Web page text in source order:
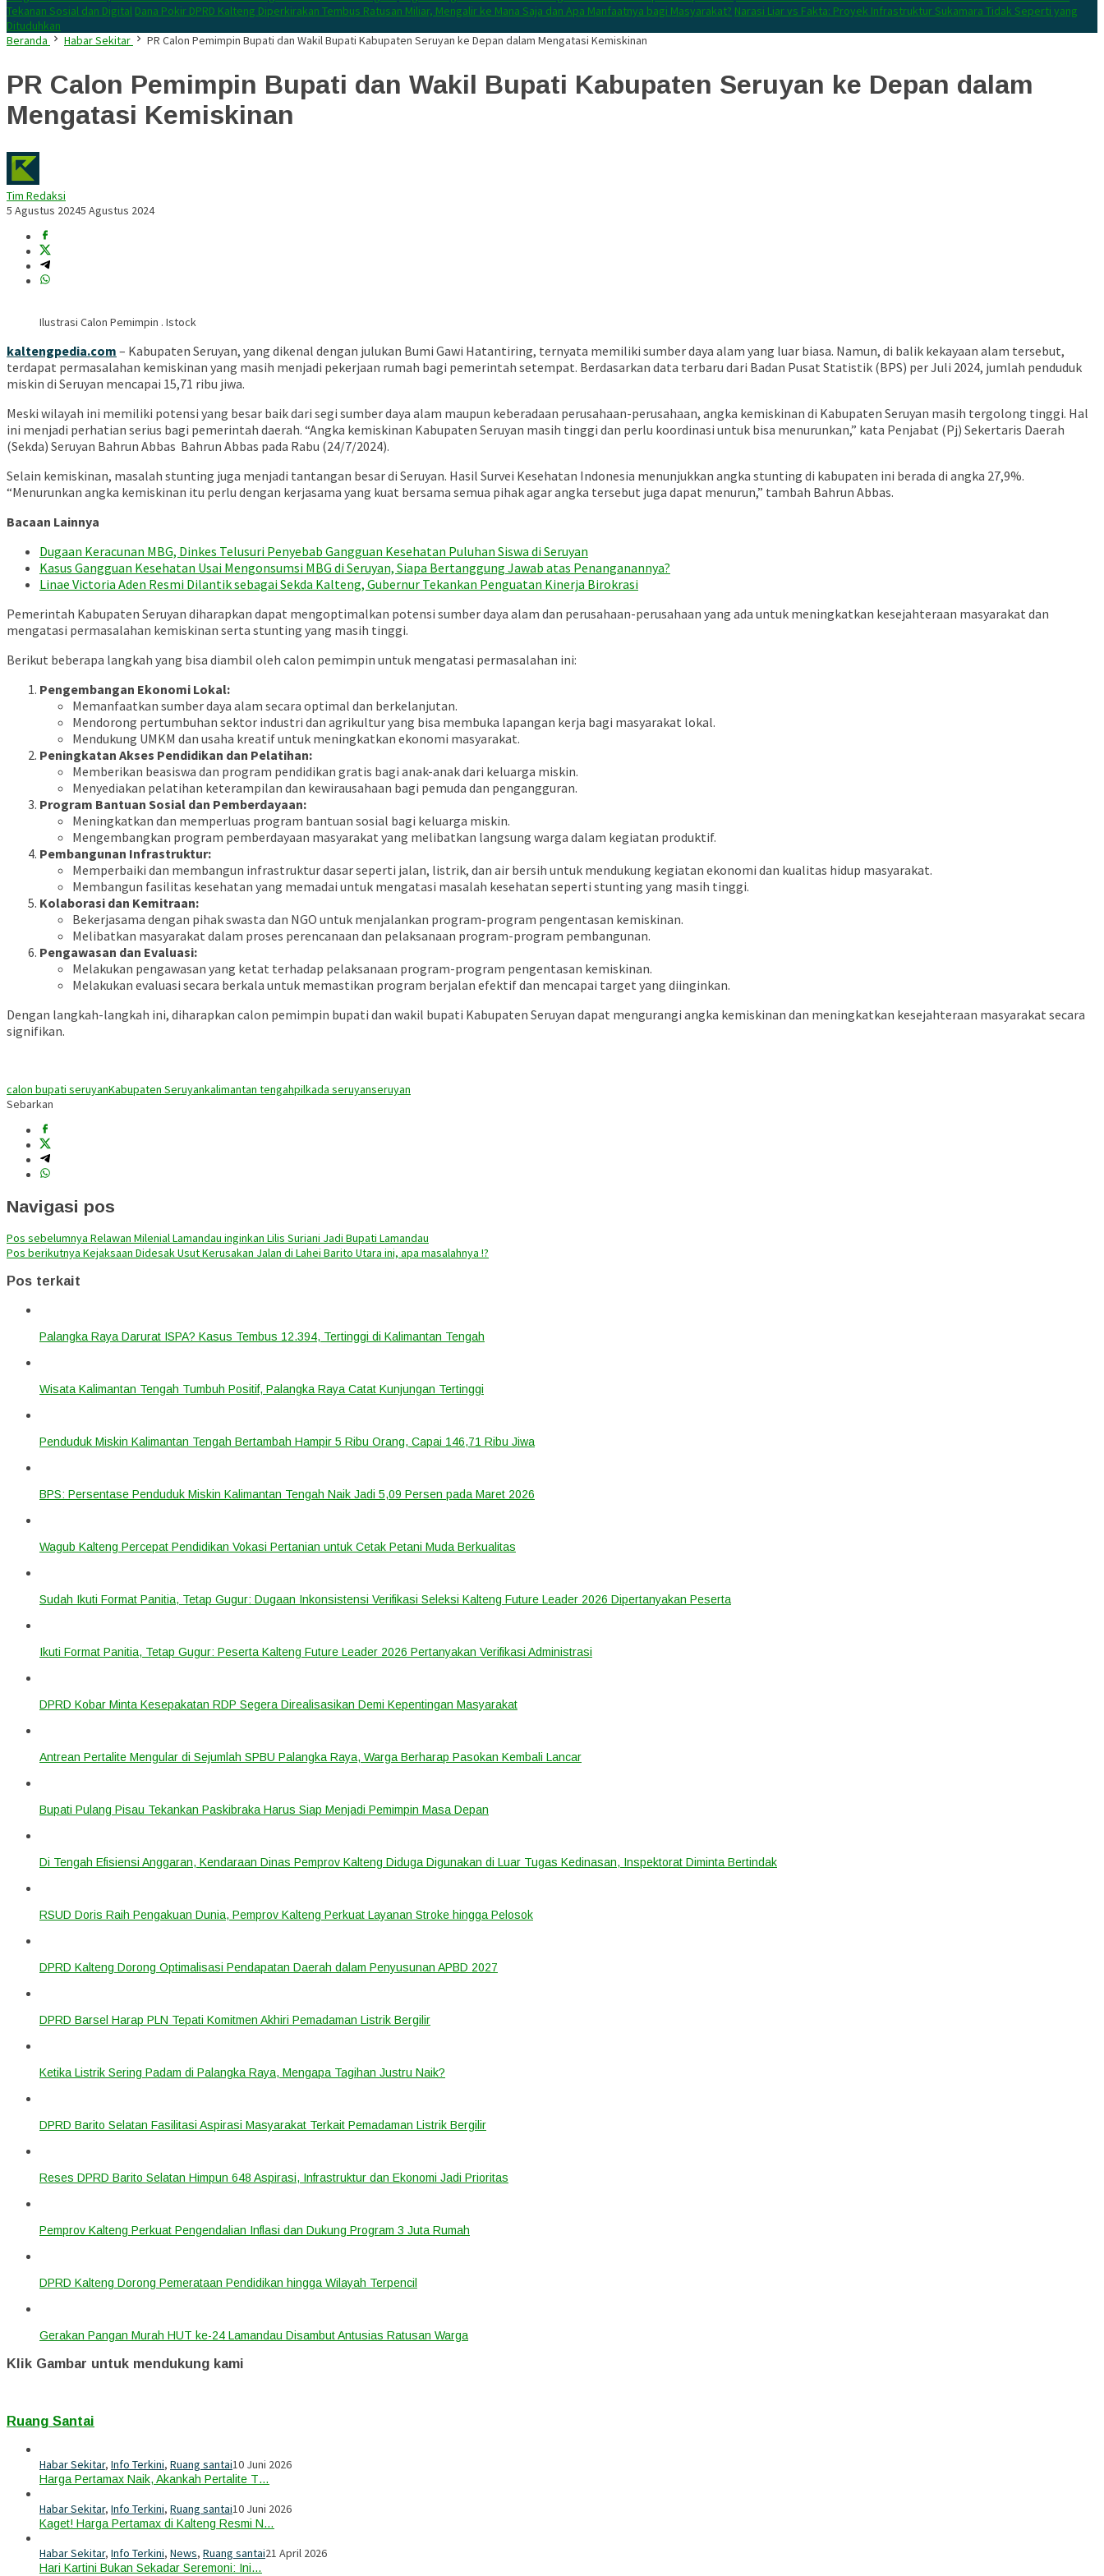
Tekanan Sosial dan Digital Dana Pokir DPRD Kalteng Diperkirakan Tembus Ratusan Miliar, Mengalir ke Mana Saja dan Apa Manfaatnya bagi Masyarakat? Narasi Liar vs Fakta: Proyek Infrastruktur Sukamara Tidak Seperti yang
Dituduhkan
Beranda
Habar Sekitar PR Calon Pemimpin Bupati dan Wakil Bupati Kabupaten Seruyan ke Depan dalam Mengatasi Kemiskinan
PR Calon Pemimpin Bupati dan Wakil Bupati Kabupaten Seruyan ke Depan dalam
Mengatasi Kemiskinan
Tim Redaksi
5 Agustus 20245 Agustus 2024
Ilustrasi Calon Pemimpin . Istock
kaltengpedia.com – Kabupaten Seruyan, yang dikenal dengan julukan Bumi Gawi Hatantiring, ternyata memiliki sumber daya alam yang luar biasa. Namun, di balik kekayaan alam tersebut,
terdapat permasalahan kemiskinan yang masih menjadi pekerjaan rumah bagi pemerintah setempat. Berdasarkan data terbaru dari Badan Pusat Statistik (BPS) per Juli 2024, jumlah penduduk
miskin di Seruyan mencapai 15,71 ribu jiwa.
Meski wilayah ini memiliki potensi yang besar baik dari segi sumber daya alam maupun keberadaan perusahaan-perusahaan, angka kemiskinan di Kabupaten Seruyan masih tergolong tinggi. Hal
ini menjadi perhatian serius bagi pemerintah daerah. “Angka kemiskinan Kabupaten Seruyan masih tinggi dan perlu koordinasi untuk bisa menurunkan,” kata Penjabat (Pj) Sekertaris Daerah
(Sekda) Seruyan Bahrun Abbas Bahrun Abbas pada Rabu (24/7/2024).
Selain kemiskinan, masalah stunting juga menjadi tantangan besar di Seruyan. Hasil Survei Kesehatan Indonesia menunjukkan angka stunting di kabupaten ini berada di angka 27,9%.
“Menurunkan angka kemiskinan itu perlu dengan kerjasama yang kuat bersama semua pihak agar angka tersebut juga dapat menurun,” tambah Bahrun Abbas.
Bacaan Lainnya
Dugaan Keracunan MBG, Dinkes Telusuri Penyebab Gangguan Kesehatan Puluhan Siswa di Seruyan
Kasus Gangguan Kesehatan Usai Mengonsumsi MBG di Seruyan, Siapa Bertanggung Jawab atas Penanganannya?
Linae Victoria Aden Resmi Dilantik sebagai Sekda Kalteng, Gubernur Tekankan Penguatan Kinerja Birokrasi
Pemerintah Kabupaten Seruyan diharapkan dapat mengoptimalkan potensi sumber daya alam dan perusahaan-perusahaan yang ada untuk meningkatkan kesejahteraan masyarakat dan
mengatasi permasalahan kemiskinan serta stunting yang masih tinggi.
Berikut beberapa langkah yang bisa diambil oleh calon pemimpin untuk mengatasi permasalahan ini:
Pengembangan Ekonomi Lokal:
Memanfaatkan sumber daya alam secara optimal dan berkelanjutan.
Mendorong pertumbuhan sektor industri dan agrikultur yang bisa membuka lapangan kerja bagi masyarakat lokal.
Mendukung UMKM dan usaha kreatif untuk meningkatkan ekonomi masyarakat.
Peningkatan Akses Pendidikan dan Pelatihan:
Memberikan beasiswa dan program pendidikan gratis bagi anak-anak dari keluarga miskin.
Menyediakan pelatihan keterampilan dan kewirausahaan bagi pemuda dan pengangguran.
Program Bantuan Sosial dan Pemberdayaan:
Meningkatkan dan memperluas program bantuan sosial bagi keluarga miskin.
Mengembangkan program pemberdayaan masyarakat yang melibatkan langsung warga dalam kegiatan produktif.
Pembangunan Infrastruktur:
Memperbaiki dan membangun infrastruktur dasar seperti jalan, listrik, dan air bersih untuk mendukung kegiatan ekonomi dan kualitas hidup masyarakat.
Membangun fasilitas kesehatan yang memadai untuk mengatasi masalah kesehatan seperti stunting yang masih tinggi.
Kolaborasi dan Kemitraan:
Bekerjasama dengan pihak swasta dan NGO untuk menjalankan program-program pengentasan kemiskinan.
Melibatkan masyarakat dalam proses perencanaan dan pelaksanaan program-program pembangunan.
Pengawasan dan Evaluasi:
Melakukan pengawasan yang ketat terhadap pelaksanaan program-program pengentasan kemiskinan.
Melakukan evaluasi secara berkala untuk memastikan program berjalan efektif dan mencapai target yang diinginkan.
Dengan langkah-langkah ini, diharapkan calon pemimpin bupati dan wakil bupati Kabupaten Seruyan dapat mengurangi angka kemiskinan dan meningkatkan kesejahteraan masyarakat secara
signifikan.
calon bupati seruyanKabupaten Seruyankalimantan tengahpilkada seruyanseruyan
Sebarkan
Navigasi pos
Pos sebelumnya Relawan Milenial Lamandau inginkan Lilis Suriani Jadi Bupati Lamandau
Pos berikutnya Kejaksaan Didesak Usut Kerusakan Jalan di Lahei Barito Utara ini, apa masalahnya !?
Pos terkait
Palangka Raya Darurat ISPA? Kasus Tembus 12.394, Tertinggi di Kalimantan Tengah
Wisata Kalimantan Tengah Tumbuh Positif, Palangka Raya Catat Kunjungan Tertinggi
Penduduk Miskin Kalimantan Tengah Bertambah Hampir 5 Ribu Orang, Capai 146,71 Ribu Jiwa
BPS: Persentase Penduduk Miskin Kalimantan Tengah Naik Jadi 5,09 Persen pada Maret 2026
Wagub Kalteng Percepat Pendidikan Vokasi Pertanian untuk Cetak Petani Muda Berkualitas
Sudah Ikuti Format Panitia, Tetap Gugur: Dugaan Inkonsistensi Verifikasi Seleksi Kalteng Future Leader 2026 Dipertanyakan Peserta
Ikuti Format Panitia, Tetap Gugur: Peserta Kalteng Future Leader 2026 Pertanyakan Verifikasi Administrasi
DPRD Kobar Minta Kesepakatan RDP Segera Direalisasikan Demi Kepentingan Masyarakat
Antrean Pertalite Mengular di Sejumlah SPBU Palangka Raya, Warga Berharap Pasokan Kembali Lancar
Bupati Pulang Pisau Tekankan Paskibraka Harus Siap Menjadi Pemimpin Masa Depan
Di Tengah Efisiensi Anggaran, Kendaraan Dinas Pemprov Kalteng Diduga Digunakan di Luar Tugas Kedinasan, Inspektorat Diminta Bertindak
RSUD Doris Raih Pengakuan Dunia, Pemprov Kalteng Perkuat Layanan Stroke hingga Pelosok
DPRD Kalteng Dorong Optimalisasi Pendapatan Daerah dalam Penyusunan APBD 2027
DPRD Barsel Harap PLN Tepati Komitmen Akhiri Pemadaman Listrik Bergilir
Ketika Listrik Sering Padam di Palangka Raya, Mengapa Tagihan Justru Naik?
DPRD Barito Selatan Fasilitasi Aspirasi Masyarakat Terkait Pemadaman Listrik Bergilir
Reses DPRD Barito Selatan Himpun 648 Aspirasi, Infrastruktur dan Ekonomi Jadi Prioritas
Pemprov Kalteng Perkuat Pengendalian Inflasi dan Dukung Program 3 Juta Rumah
DPRD Kalteng Dorong Pemerataan Pendidikan hingga Wilayah Terpencil
Gerakan Pangan Murah HUT ke-24 Lamandau Disambut Antusias Ratusan Warga
Klik Gambar untuk mendukung kami
Ruang Santai
Habar Sekitar, Info Terkini, Ruang santai10 Juni 2026
Harga Pertamax Naik, Akankah Pertalite T…
Habar Sekitar, Info Terkini, Ruang santai10 Juni 2026
Kaget! Harga Pertamax di Kalteng Resmi N…
Habar Sekitar, Info Terkini, News, Ruang santai21 April 2026
Hari Kartini Bukan Sekadar Seremoni: Ini…